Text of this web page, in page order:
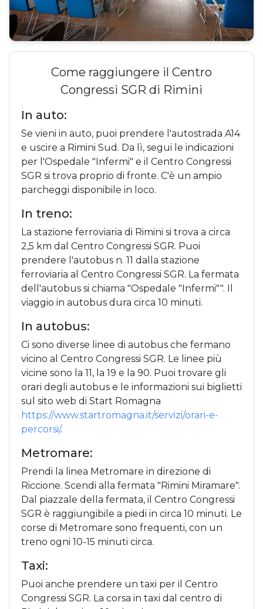
Come raggiungere il Centro
Congressi SGR di Rimini
In auto:
Se vieni in auto, puoi prendere l'autostrada A14
e uscire a Rimini Sud. Da lì, segui le indicazioni
per l'Ospedale "Infermi" e il Centro Congressi
SGR si trova proprio di fronte. C'è un ampio
parcheggi disponibile in loco.
In treno:
La stazione ferroviaria di Rimini si trova a circa
2,5 km dal Centro Congressi SGR. Puoi
prendere l'autobus n. 11 dalla stazione
ferroviaria al Centro Congressi SGR. La fermata
dell'autobus si chiama "Ospedale "Infermi"". Il
viaggio in autobus dura circa 10 minuti.
In autobus:
Ci sono diverse linee di autobus che fermano
vicino al Centro Congressi SGR. Le linee più
vicine sono la 11, la 19 e la 90. Puoi trovare gli
orari degli autobus e le informazioni sui biglietti
sul sito web di Start Romagna
https://www.startromagna.it/servizi/orari-e-
percorsi/.
Metromare:
Prendi la linea Metromare in direzione di
Riccione. Scendi alla fermata "Rimini Miramare".
Dal piazzale della fermata, il Centro Congressi
SGR è raggiungibile a piedi in circa 10 minuti. Le
corse di Metromare sono frequenti, con un
treno ogni 10-15 minuti circa.
Taxi:
Puoi anche prendere un taxi per il Centro
Congressi SGR. La corsa in taxi dal centro di